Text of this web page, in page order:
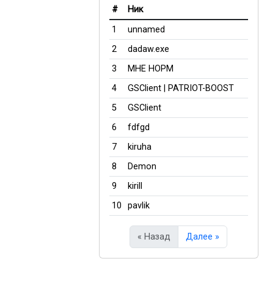
#
Ник
1
unnamed
2
dadaw.exe
3
МНЕ НОРМ
4
GSClient | PATRIOT-BOOST
5
GSClient
6
fdfgd
7
kiruha
8
Demon
9
kirill
10
pavlik
« Назад Далее »